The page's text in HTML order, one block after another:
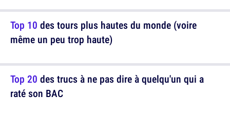
Top 10 des tours plus hautes du monde (voire
même un peu trop haute)
Top 20 des trucs à ne pas dire à quelqu'un qui a
raté son BAC